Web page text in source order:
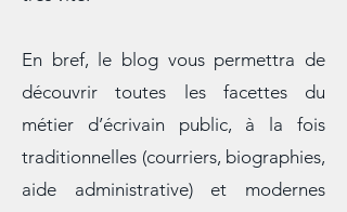
parole dans une société où tout va
En bref, le blog vous permettra de
découvrir toutes les facettes du
métier d’écrivain public, à la fois
traditionnelles (courriers, biographies,